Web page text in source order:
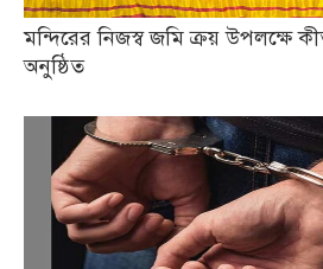
মন্দিরের নিজস্ব জমি ক্রয় উপলক্ষে
অনুষ্ঠিত